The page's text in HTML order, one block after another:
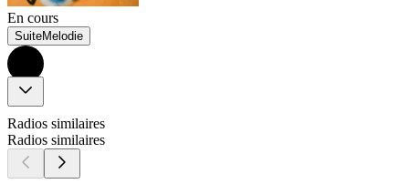
En cours
SuiteMelodie
Radios similaires
Radios similaires